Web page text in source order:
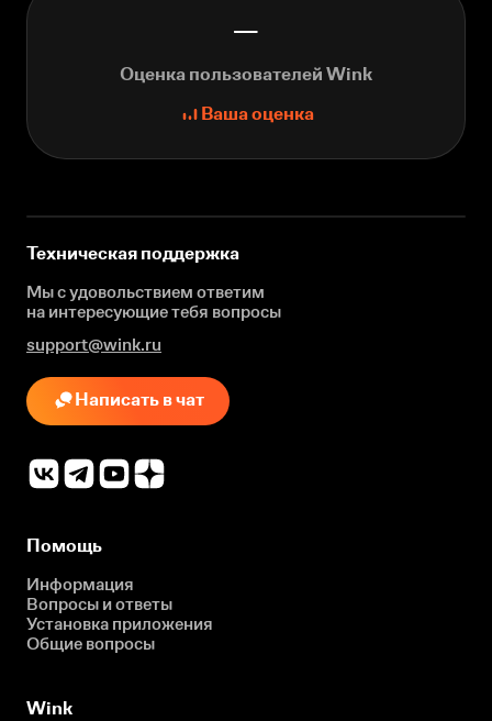
—
Оценка пользователей Wink
Ваша оценка
Техническая поддержка
Мы с удовольствием ответим
на интересующиетебя вопросы
support@wink.ru
Написать в чат
Помощь
Информация
Вопросы и ответы
Установка приложения
Общие вопросы
Wink